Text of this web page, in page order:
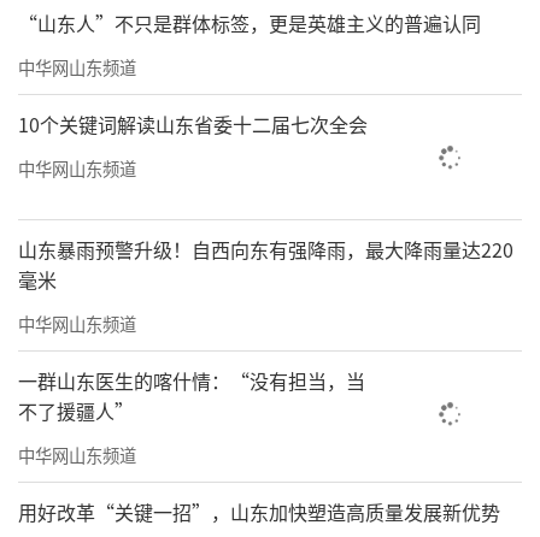
歌伴舞《祝福祖国》
“山东人”不只是群体标签，更是英雄主义的普遍认同
中华网山东频道
10个关键词解读山东省委十二届七次全会
中华网山东频道
山东暴雨预警升级！自西向东有强降雨，最大降雨量达220
毫米
中华网山东频道
一群山东医生的喀什情：“没有担当，当
不了援疆人”
中华网山东频道
用好改革“关键一招”，山东加快塑造高质量发展新优势